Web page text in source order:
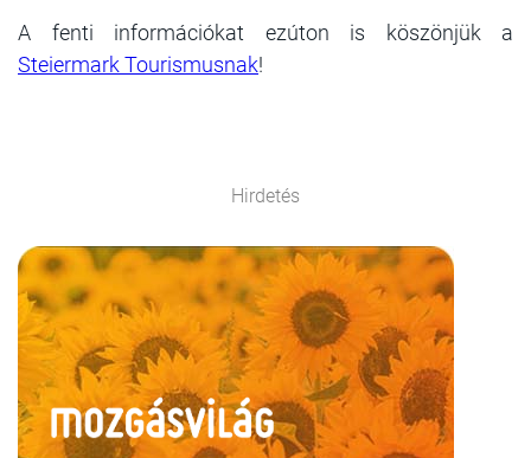
A fenti információkat ezúton is köszönjük a
Steiermark Tourismusnak!
Hirdetés